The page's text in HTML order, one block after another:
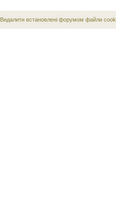
Видалити встановлені форумом файли